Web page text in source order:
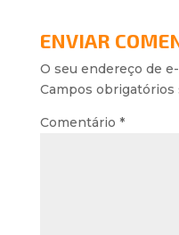
ENVIAR
O seu endereço de
Campos obrigatórios
Comentário *